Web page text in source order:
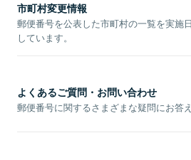
市町村変更情報
郵便番号を公表した市町村の一覧を実施
しています。
よくあるご質問・お問い合わせ
郵便番号に関するさまざまな疑問にお答え